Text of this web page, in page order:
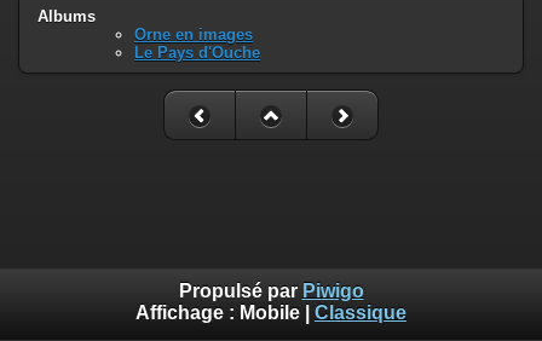
Albums
Orne en images
Le Pays d'Ouche
Propulsé par Piwigo
Affichage : Mobile Classique